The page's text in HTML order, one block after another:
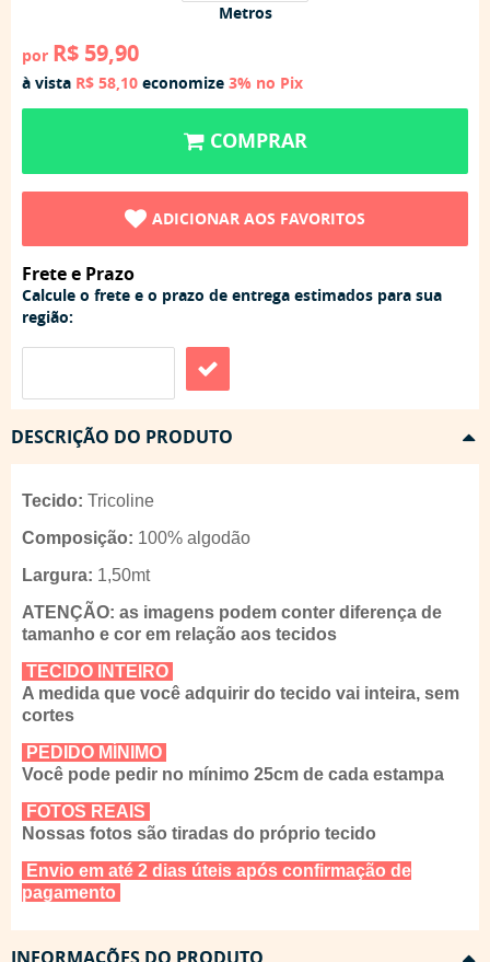
Metros
por R$ 59,90
à vista R$ 58,10 economize 3% no Pix
COMPRAR
ADICIONAR AOS FAVORITOS
Frete e Prazo
Calcule o frete e o prazo de entrega estimados para sua
região:
DESCRIÇÃO DO PRODUTO
Tecido: Tricoline
Composição: 100% algodão
Largura: 1,50mt
ATENÇÃO: as imagens podem conter diferença de
tamanho e cor em relação aos tecidos
TECIDO INTEIRO
A medida que você adquirir do tecido vai inteira, sem
cortes
PEDIDO MÍNIMO
Você pode pedir no mínimo 25cm de cada estampa
FOTOS REAIS
Nossas fotos são tiradas do próprio tecido
Envio em até 2 dias úteis após confirmação de
pagamento